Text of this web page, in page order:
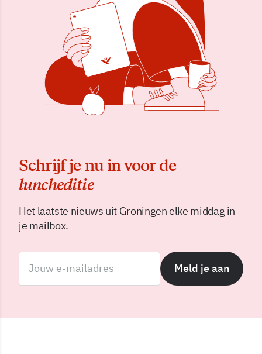
Schrijf je nu in voor de
luncheditie
Het laatste nieuws uit Groningen elke middag in
je mailbox.
Meld je aan